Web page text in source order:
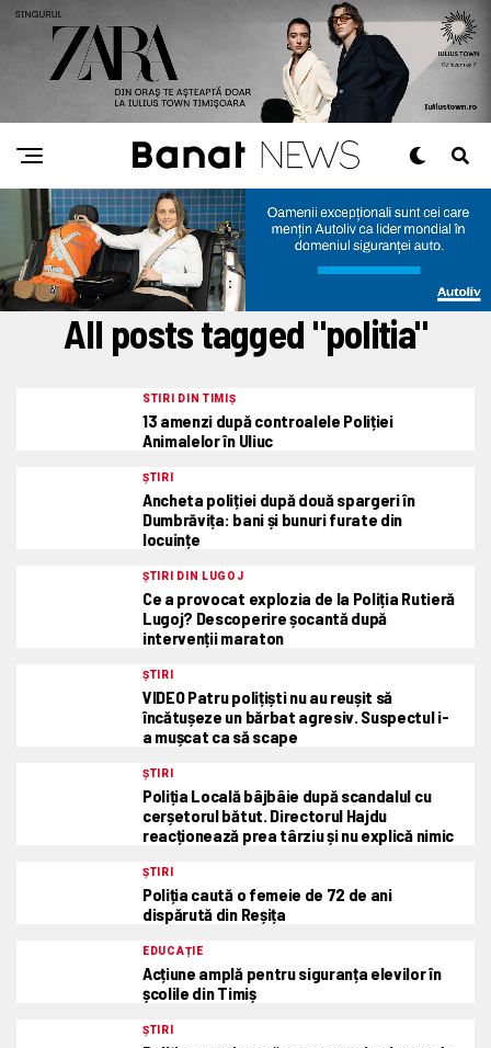
All posts tagged "politia"
STIRI DIN TIMIȘ
13 amenzi după controalele Poliției
Animalelor în Uliuc
ȘTIRI
Ancheta poliției după două spargeri în
Dumbrăvița: bani și bunuri furate din
locuințe
ȘTIRI DIN LUGOJ
Ce a provocat explozia de la Poliția Rutieră
Lugoj? Descoperire șocantă după
intervenții maraton
ȘTIRI
VIDEO Patru polițiști nu au reușit să
încătușeze un bărbat agresiv. Suspectul i-
a mușcat ca să scape
ȘTIRI
Poliția Locală bâjbâie după scandalul cu
cerșetorul bătut. Directorul Hajdu
reacționează prea târziu și nu explică nimic
ȘTIRI
Poliția caută o femeie de 72 de ani
dispărută din Reșița
EDUCAȚIE
Acțiune amplă pentru siguranța elevilor în
școlile din Timiș
ȘTIRI